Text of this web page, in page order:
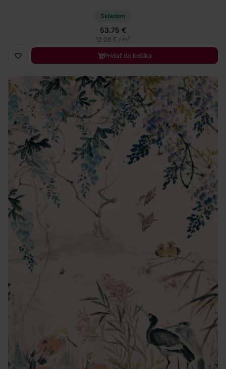
Skladom
53.75 €
12.08 € / m2
Pridať do košíka